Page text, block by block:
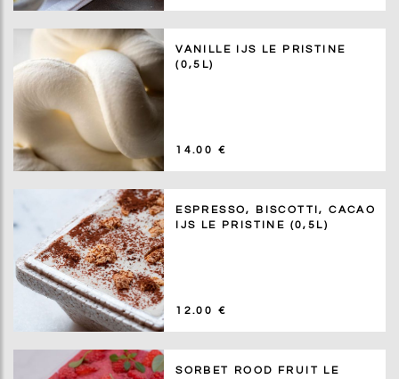
VANILLE IJS LE PRISTINE
(0,5L)
14.00 €
ESPRESSO, BISCOTTI, CACAO
IJS LE PRISTINE (0,5L)
12.00 €
SORBET ROOD FRUIT LE